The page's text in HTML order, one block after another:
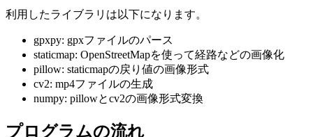
利用したライブラリは以下になります。
gpxpy: gpxファイルのパース
staticmap: OpenStreetMapを使って経路などの画像化
pillow: staticmapの戻り値の画像形式
cv2: mp4ファイルの生成
numpy: pillowとcv2の画像形式変換
プログラムの流れ